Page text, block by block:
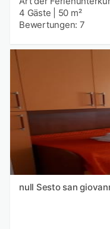
4 Gäste
50 m²
Bewertungen: 7
null Sesto san